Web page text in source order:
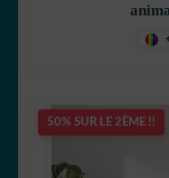
50% SUR LE 2ÈME !!